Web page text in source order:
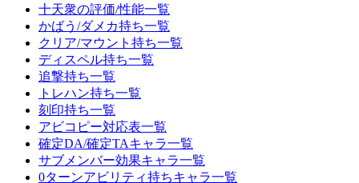
十天衆の評価/性能一覧
かばう/ダメカ持ち一覧
クリア/マウント持ち一覧
ディスペル持ち一覧
追撃持ち一覧
トレハン持ち一覧
刻印持ち一覧
アビコピー対応表一覧
確定DA/確定TAキャラ一覧
サブメンバー効果キャラ一覧
0ターンアビリティ持ちキャラ一覧